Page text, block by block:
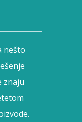
nešto
znaju